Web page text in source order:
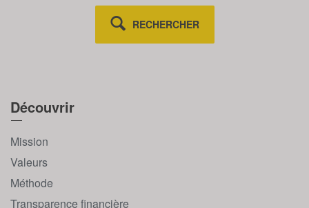
RECHERCHER
Découvrir
Mission
Valeurs
Méthode
Transparence financière